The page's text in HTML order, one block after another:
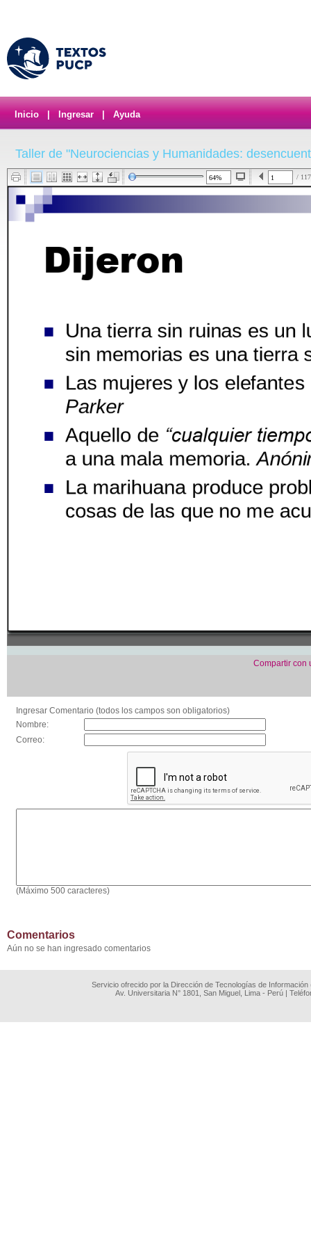
Inicio Ingresar Ayuda
Taller de "Neurociencias y Humanidades:
/ 117
Compartir con
Ingresar Comentario (todos los campos son obligatorios)
Nombre:
Correo:
(Máximo 500 caracteres)
Comentarios
Aún no se han ingresado comentarios
Servicio ofrecido por la Dirección de Tecnologías de
Av. Universitaria N° 1801, San Miguel, Lima - Perú |